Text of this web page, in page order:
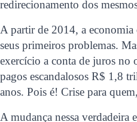
redirecionamento dos
A partir de 2014, a economia
seus primeiros problemas.
exercício a conta de juros no
pagos escandalosos R$ 1,8
anos. Pois é! Crise para
A mudança nessa verdadeira